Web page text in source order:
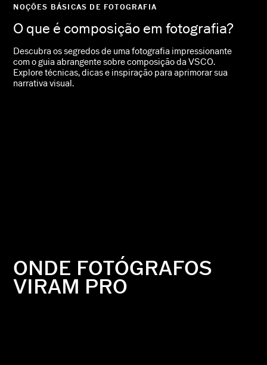
NOÇÕES BÁSICAS DE FOTOGRAFIA
O que é composição em fotografia?
Descubra os segredos de uma fotografia impressionante
com o guia abrangente sobre composição da VSCO.
Explore técnicas, dicas e inspiração para aprimorar sua
narrativa visual.
ONDE FOTÓGRAFOS
VIRAM PRO